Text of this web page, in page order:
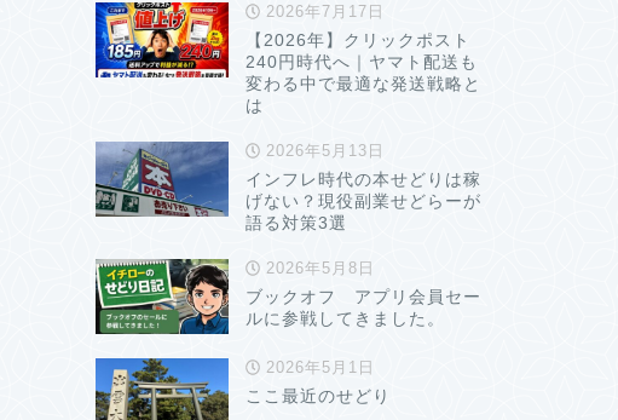
2026年7月17日
【2026年】クリックポスト
240円時代へ｜ヤマト配送も
変わる中で最適な発送戦略と
は
2026年5月13日
インフレ時代の本せどりは稼
げない？現役副業せどらーが
語る対策3選
2026年5月8日
ブックオフ アプリ会員セー
ルに参戦してきました。
2026年5月1日
ここ最近のせどり